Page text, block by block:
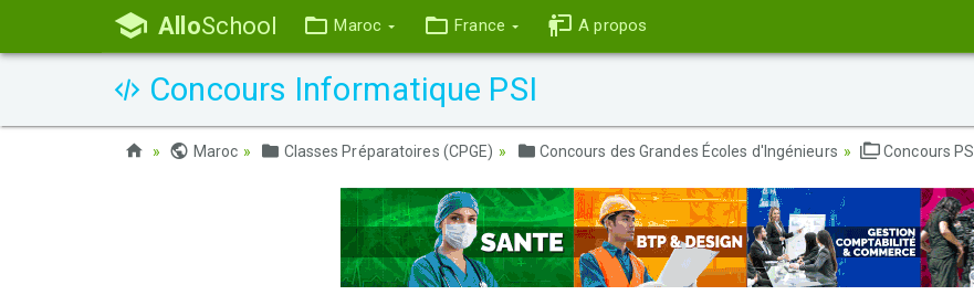
AlloSchool Maroc France A propos
Concours Informatique PSI
Maroc Classes Préparatoires (CPGE) Concours des Grandes Écoles d'Ingénieurs Concours PSI